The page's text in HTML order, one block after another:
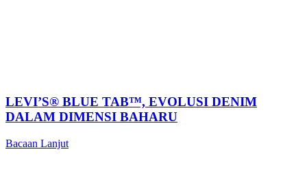
LEVI’S® BLUE TAB™, EVOLUSI DENIM
DALAM DIMENSI BAHARU
Bacaan Lanjut